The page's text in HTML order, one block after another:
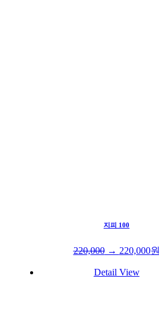
지피 100
220,000→ 220,000원
Detail View